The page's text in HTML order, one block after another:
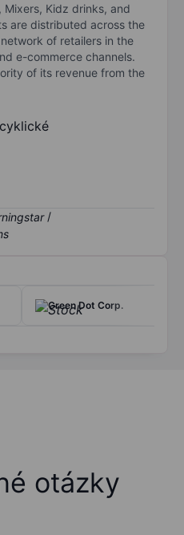
Mixers, Kidz drinks, and
are distributed across the
of retailers in the
e-commerce channels.
of its revenue from the
/
Green Dot Corp.
otázky